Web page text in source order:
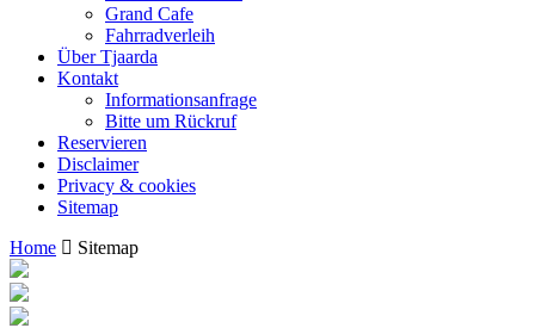
Grand Cafe
Fahrradverleih
Über Tjaarda
Kontakt
Informationsanfrage
Bitte um Rückruf
Reservieren
Disclaimer
Privacy & cookies
Sitemap
Home
Sitemap